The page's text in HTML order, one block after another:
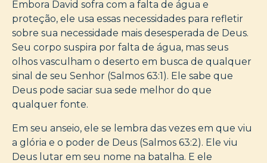
Embora David sofra com a falta de água e
proteção, ele usa essas necessidades para refletir
sobre sua necessidade mais desesperada de Deus.
Seu corpo suspira por falta de água, mas seus
olhos vasculham o deserto em busca de qualquer
sinal de seu Senhor (Salmos 63:1). Ele sabe que
Deus pode saciar sua sede melhor do que
qualquer fonte.
Em seu anseio, ele se lembra das vezes em que viu
a glória e o poder de Deus (Salmos 63:2). Ele viu
Deus lutar em seu nome na batalha. E ele